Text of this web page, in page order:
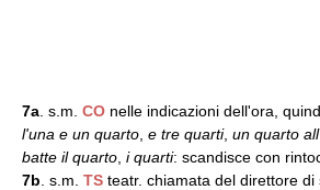
7a . s.m. CO nelle indicazioni dell'ora,
l'una e un quarto e tre quarti, un quarto
batte il quarto i quarti: scandisce con
7b . s.m. TS teatr. chiamata del direttore di